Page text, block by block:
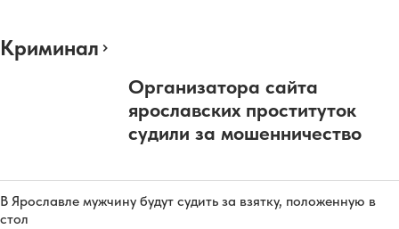
Криминал
Организатора сайта
ярославских проституток
судили за мошенничество
В Ярославле мужчину будут судить за взятку, положенную в
стол